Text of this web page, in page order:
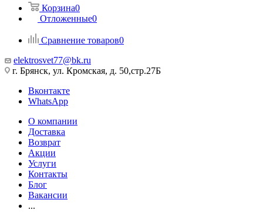
Корзина0
Отложенные0
Сравнение товаров0
elektrosvet77@bk.ru
г. Брянск, ул. Кромская, д. 50,стр.27Б
Вконтакте
WhatsApp
О компании
Доставка
Возврат
Акции
Услуги
Контакты
Блог
Вакансии
...